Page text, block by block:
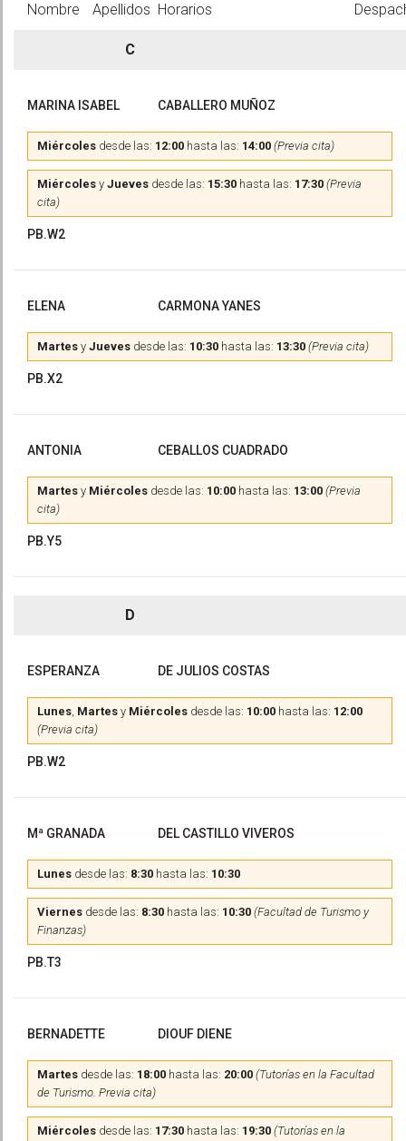
Nombre Apellidos Horarios
C
MARINA ISABEL CABALLERO MUÑOZ
Miércoles desde las: 12:00 hasta las: 14:00 (Previa cita)
Miércoles y Jueves desde las: 15:30 hasta las: 17:30 (Previa
cita)
PB.W2
ELENA CARMONA YANES
Martes y Jueves desde las: 10:30 hasta las: 13:30 (Previa cita)
PB.X2
ANTONIA CEBALLOS CUADRADO
Martes y Miércoles desde las: 10:00 hasta las: 13:00 (Previa
cita)
PB.Y5
D
ESPERANZA DE JULIOS COSTAS
Lunes, Martes y Miércoles desde las: 10:00 hasta las: 12:00
(Previa cita)
PB.W2
Mª GRANADA DEL CASTILLO VIVEROS
Lunes desde las: 8:30 hasta las: 10:30
Viernes desde las: 8:30 hasta las: 10:30 (Facultad de Turismo y
Finanzas)
PB.T3
BERNADETTE DIOUF DIENE
Martes desde las: 18:00 hasta las: 20:00 (Tutorías en la Facultad
de Turismo. Previa cita)
Miércoles desde las: 17:30 hasta las: 19:30 (Tutorías en la